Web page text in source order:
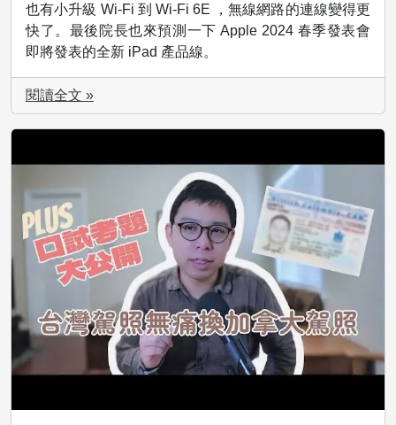
也有小升級 Wi-Fi 到 Wi-Fi 6E ，無線網路的連線變得更
快了。最後院長也來預測一下 Apple 2024 春季發表會
即將發表的全新 iPad 產品線。
閱讀全文 »